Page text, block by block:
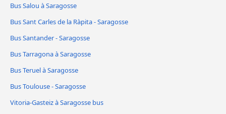
Bus Salou à Saragosse
Bus Sant Carles de la Ràpita - Saragosse
Bus Santander - Saragosse
Bus Tarragona à Saragosse
Bus Teruel à Saragosse
Bus Toulouse - Saragosse
Vitoria-Gasteiz à Saragosse bus